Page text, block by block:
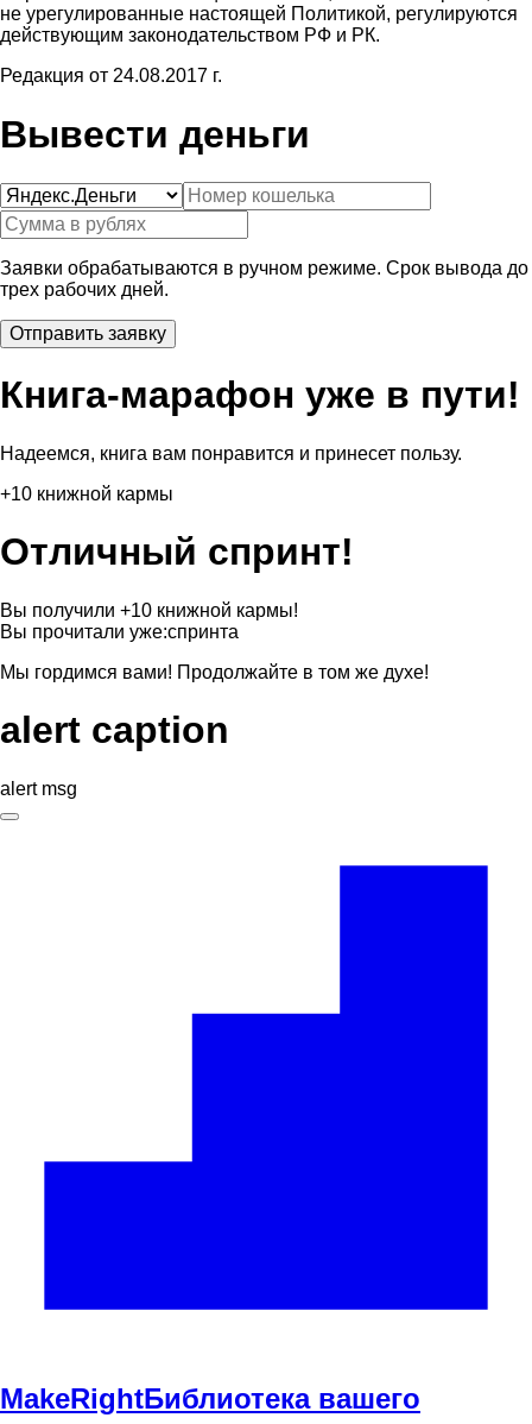
не урегулированные настоящей Политикой, регулируются
действующим законодательством РФ и РК.
Редакция от 24.08.2017 г.
Вывести деньги
Заявки обрабатываются в ручном режиме. Срок вывода до
трех рабочих дней.
Книга-марафон уже в пути!
Надеемся, книга вам понравится и принесет пользу.
+10 книжной кармы
Отличный спринт!
Вы получили +10 книжной кармы!
Вы прочитали уже:спринта
Мы гордимся вами! Продолжайте в том же духе!
alert caption
alert msg
MakeRightБиблиотека вашего